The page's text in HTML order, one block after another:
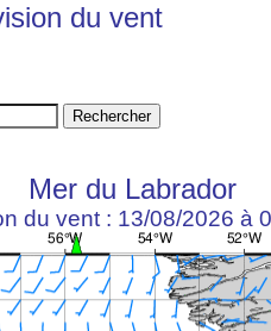
du vent
Mer du Labrador
du vent : 13/08/2026 à